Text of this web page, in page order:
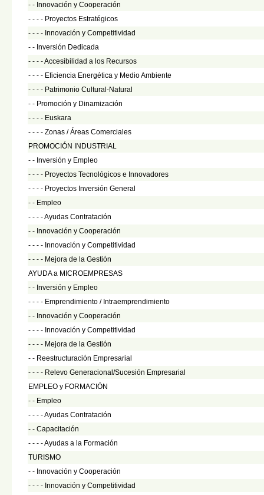
- - Innovación y Cooperación
- - - - Proyectos Estratégicos
- - - - Innovación y Competitividad
- - Inversión Dedicada
- - - -Accesibilidad a los Recursos
- - - - Eficiencia Energética y Medio Ambiente
- - - - Patrimonio Cultural-Natural
- - Promoción y Dinamización
- - - - Euskara
- - - - Zonas / Áreas Comerciales
PROMOCIÓN INDUSTRIAL
- - Inversión y Empleo
- - - - Proyectos Tecnológicos e Innovadores
- - - - Proyectos Inversión General
- - Empleo
- - - -Ayudas Contratación
- - Innovación y Cooperación
- - - - Innovación y Competitividad
- - - - Mejora de la Gestión
AYUDA a MICROEMPRESAS
- - Inversión y Empleo
- - - - Emprendimiento / Intraemprendimiento
- - Innovación y Cooperación
- - - - Innovación y Competitividad
- - - - Mejora de la Gestión
- - Reestructuración Empresarial
- - - - Relevo Generacional/Sucesión Empresarial
EMPLEO y FORMACIÓN
- - Empleo
- - - -Ayudas Contratación
- - Capacitación
- - - -Ayudas a la Formación
TURISMO
- - Innovación y Cooperación
- - - - Innovación y Competitividad